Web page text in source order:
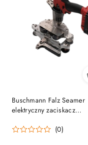
Buschmann Falz Seamer
elektryczny zaciskacz
(0)